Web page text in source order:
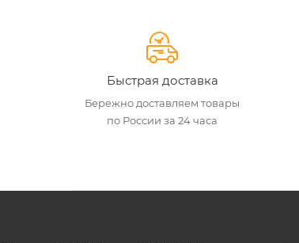
Быстрая доставка
Бережно доставляем товары
по России за 24 часа